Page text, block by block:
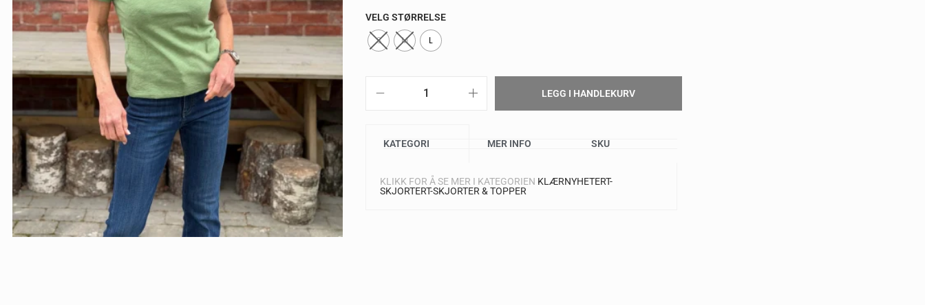
VELG STØRRELSE
S M L
LEGG I HANDLEKURV
KATEGORI MER INFO SKU
KLIKK FOR Å SE MER I KATEGORIEN KLÆRNYHETERT-
SKJORTERT-SKJORTER & TOPPER